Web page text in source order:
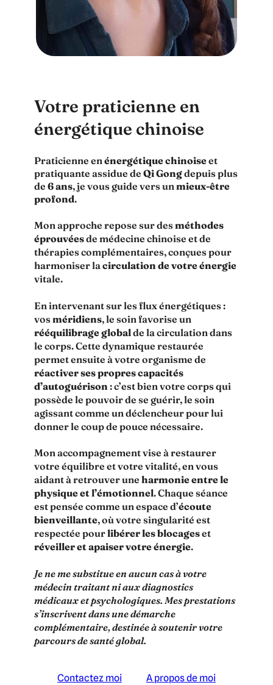
Votre praticienne en
énergétique chinoise
Praticienne enénergétique chinoiseet
pratiquante assidue de Qi Gongdepuis plus
de 6 ans, je vous guide vers unmieux-être
profond.
Mon approche repose sur desméthodes
éprouvéesde médecine chinoise et de
thérapies complémentaires, conçues pour
harmoniser lacirculation de votre énergie
vitale.
En intervenant sur les flux énergétiques :
vosméridiens, le soin favorise un
rééquilibrage globalde la circulation dans
le corps. Cette dynamique restaurée
permet ensuite à votre organisme de
réactiver ses propres capacités
d’autoguérison : c’est bien votre corps qui
possède le pouvoir de se guérir, le soin
agissant comme un déclencheur pour lui
donner le coup de pouce nécessaire.
Mon accompagnement vise à restaurer
votre équilibre et votre vitalité, en vous
aidant à retrouver une harmonie entre le
physique et l’émotionnel. Chaque séance
est pensée comme un espace d’écoute
bienveillante, où votre singularité est
respectée pourlibérer les blocageset
réveiller et apaiser votre énergie.
Je ne me substitue en aucun cas à votre
médecin traitant ni aux diagnostics
médicaux et psychologiques. Mes prestations
s’inscrivent dans une démarche
complémentaire, destinée à soutenir votre
parcours de santé global.
Contactez moi A propos de moi